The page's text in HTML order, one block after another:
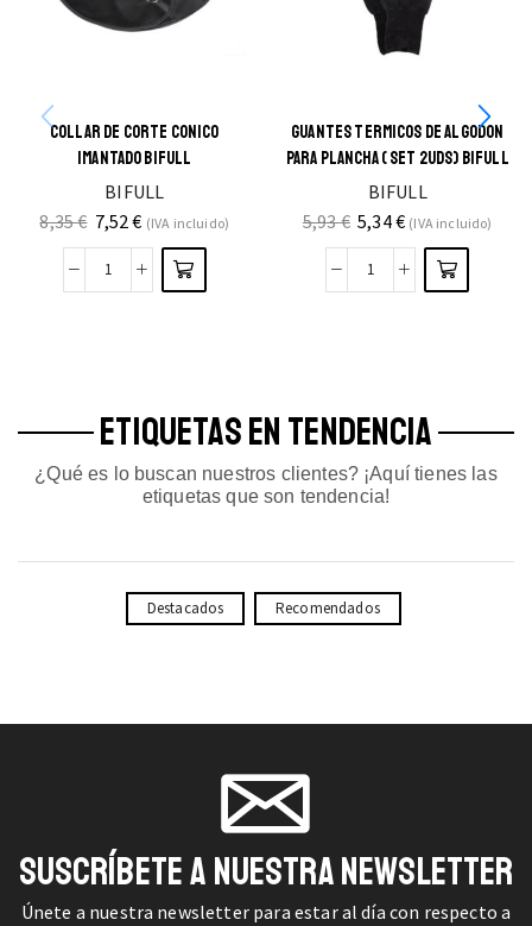
COLLAR DE CORTE CONICO
IMANTADO BIFULL
BIFULL
8,35€ 7,52€ (IVA incluido)
GUANTES TERMICOS DE ALGODON
PARA PLANCHA ( SET 2UDS) BIFULL
BIFULL
5,93€ 5,34€ (IVA incluido)
ETIQUETAS EN TENDENCIA
¿Qué es lo buscan nuestros clientes? ¡Aquí tienes las
etiquetas que son tendencia!
Destacados Recomendados
SUSCRÍBETE A NUESTRA NEWSLETTER
Únete a nuestra newsletter para estar al día con respecto a